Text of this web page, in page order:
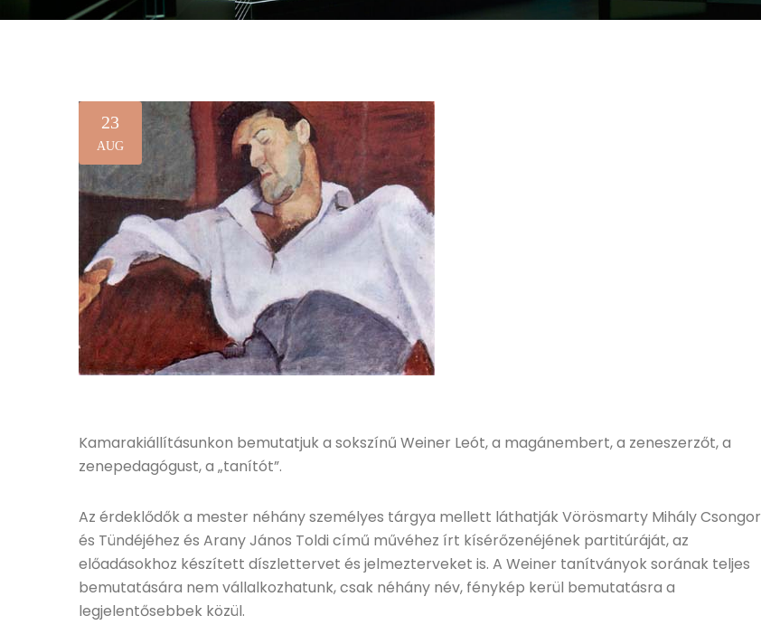
23
AUG
Kamarakiállításunkon bemutatjuk a sokszínű Weiner Leót, a magánembert, a zeneszerzőt, a
zenepedagógust, a „tanítót”.
Az érdeklődők a mester néhány személyes tárgya mellett láthatják Vörösmarty Mihály Csongor
és Tündéjéhez és Arany János Toldi című művéhez írt kísérőzenéjének partitúráját, az
előadásokhoz készített díszlettervet és jelmezterveket is. A Weiner tanítványok sorának teljes
bemutatására nem vállalkozhatunk, csak néhány név, fénykép kerül bemutatásra a
legjelentősebbek közül.